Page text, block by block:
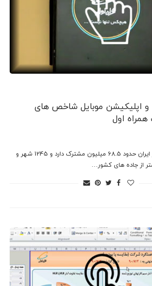
و اپلیکیشن موبایل شاخص های
اول
شرکت ارتباطات سیار ایران حدود 68.5 میلیون مشترک دارد و 1245 شهر و